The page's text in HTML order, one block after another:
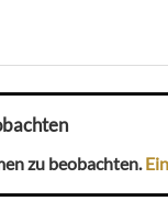
zu beobachten.